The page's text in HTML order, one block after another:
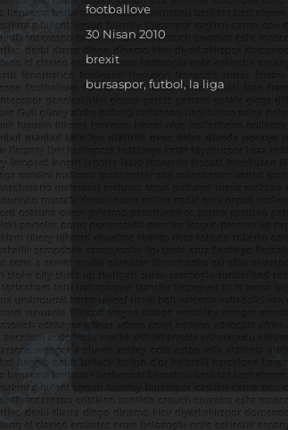
Yazar
footballove
Yayın
tarihi
30 Nisan 2010
Kategoriler
brexit
Etiketler
bursaspor,futbol, la liga